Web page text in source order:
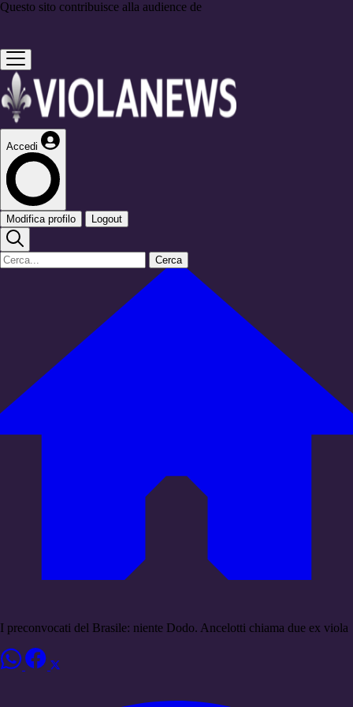
Questo sito contribuisce alla audience de
Accedi
Modifica profilo Logout
Cerca
I preconvocati del Brasile: niente Dodo. Ancelotti chiama due ex viola